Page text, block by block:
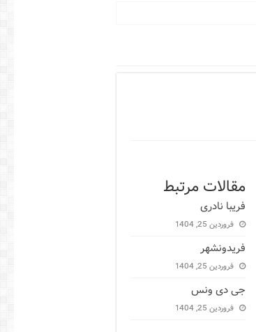
مقالات مرتبط
فریبا نادری
فروردین 25, 1404
فریدونشهر
فروردین 25, 1404
جی دی ونس
فروردین 25, 1404